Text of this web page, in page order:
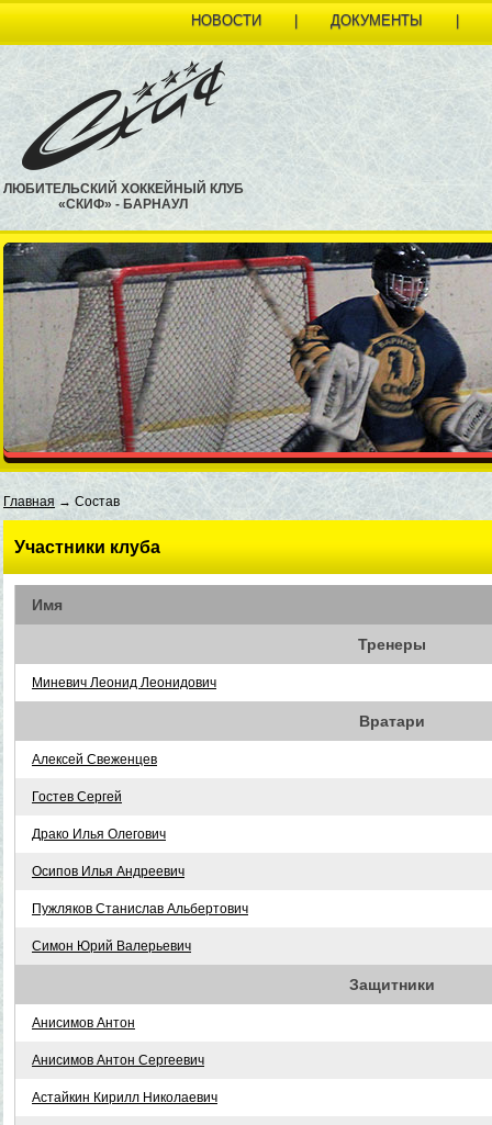
НОВОСТИ | ДОКУМЕНТЫ |
ЛЮБИТЕЛЬСКИЙ ХОККЕЙНЫЙ КЛУБ
«СКИФ» - БАРНАУЛ
Главная → Состав
Участники клуба
Имя
Тренеры
Миневич Леонид Леонидович
Вратари
Алексей Свеженцев
Гостев Сергей
Драко Илья Олегович
Осипов Илья Андреевич
Пужляков Станислав Альбертович
Симон Юрий Валерьевич
Защитники
Анисимов Антон
Анисимов Антон Сергеевич
Астайкин Кирилл Николаевич